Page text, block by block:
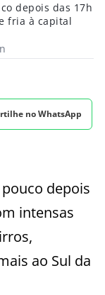
depois das 17h
fria à capital
no WhatsApp
depois
intensas
ao Sul da